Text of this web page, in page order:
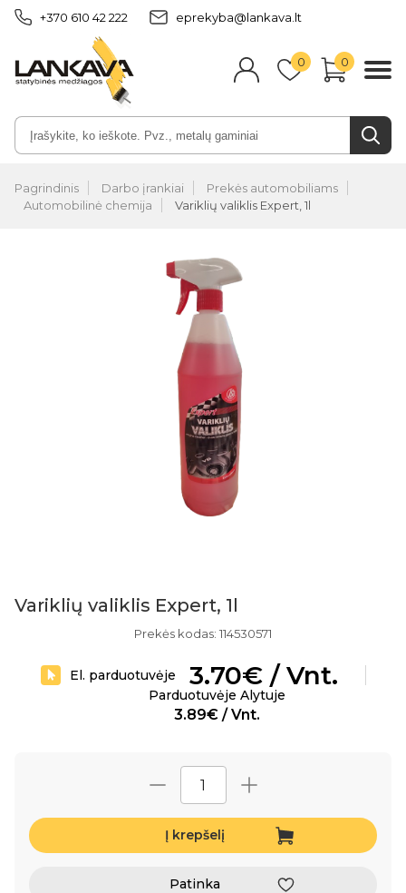
+370 610 42 222 eprekyba@lankava.lt
0 0
Pagrindinis Darbo įrankiai
Prekės automobiliams
Automobilinė chemija
Variklių valiklis Expert, 1l
Variklių valiklis Expert, 1l
Prekės kodas: 114530571
El. parduotuvėje 3.70€ / Vnt.
Parduotuvėje Alytuje
3.89€ / Vnt.
Į krepšelį
Patinka